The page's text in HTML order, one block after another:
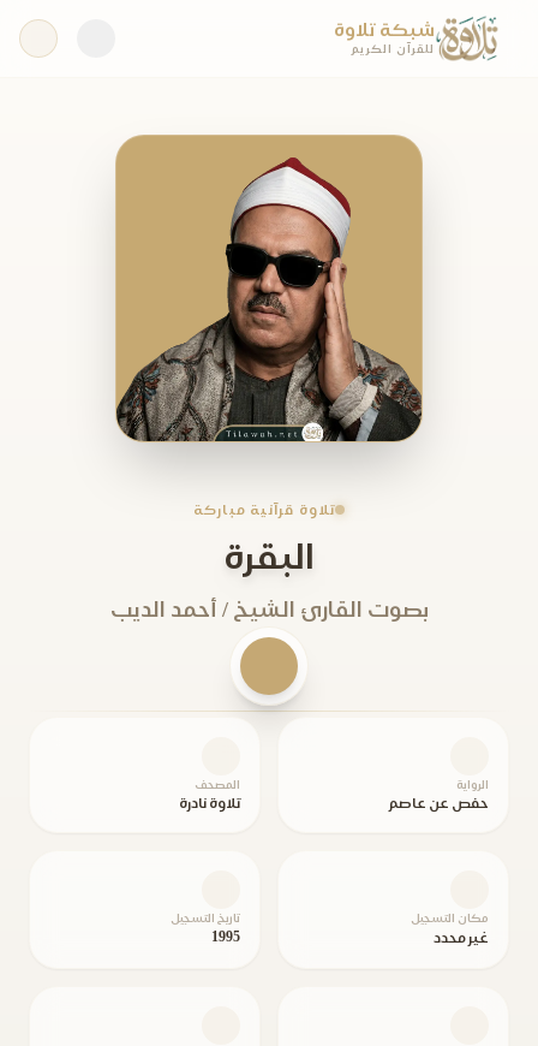
شبكة تلاوة
للقرآن الكريم
تلاوة قرآنية مباركة
البقرة
بصوت القارئ الشيخ / أحمد الديب
الرواية
حفص عن عاصم
المصحف
تلاوة نادرة
مكان التسجيل
غير محدد
تاريخ التسجيل
1995